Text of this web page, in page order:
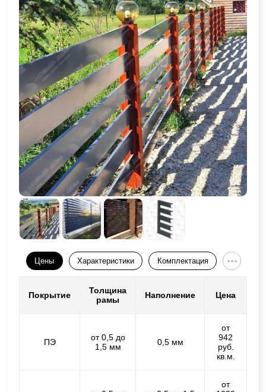
Цены Характеристики Комплектация
Покрытие
Толщина
рамы
Наполнение Цена
ПЭ
от 0,5 до
1,5 мм
0,5 мм
от
942
руб.
кв.м.
от